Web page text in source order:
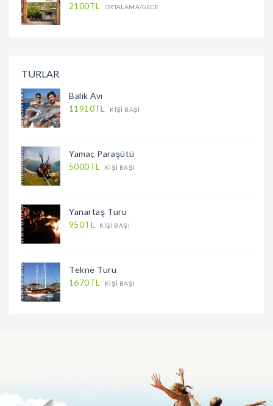
2100TL
ORTALAMA/GECE
TURLAR
Balık Avı
11910TL
KIŞI BAŞI
Yamaç Paraşütü
5000TL
KIŞI BAŞI
Yanartaş Turu
950TL
KIŞI BAŞI
Tekne Turu
1670TL
KIŞI BAŞI